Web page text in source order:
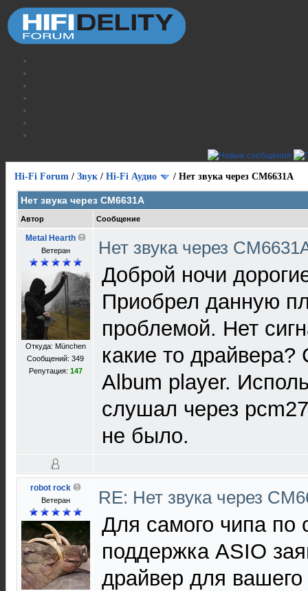
Hi-Fi Forum / Звук / Hi-Fi Аудио / Нет звука через CM6631A
Нет звука через CM6631A
Автор Сообщение
Metal Hearth
Ветеран
Откуда: München
Сообщений: 349
Репутация: 147
Нет звука через
Доброй ночи
Приобрел данную
проблемой. Нет
какие то
Album player.
слушал через
не было.
robot rock
Ветеран RE: Нет звука через
Для самого чипа
поддержка ASIO
драйвер для вашего